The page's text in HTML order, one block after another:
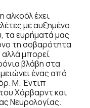
αλκοόλ έχει
με αυξημένο
τα ευρήματά μας
τη σοβαρότητα
αλλά μπορεί
βλάβη στα
ένας από
Μ. Έντιπ
Χάρβαρντ και
Νευρολογίας.